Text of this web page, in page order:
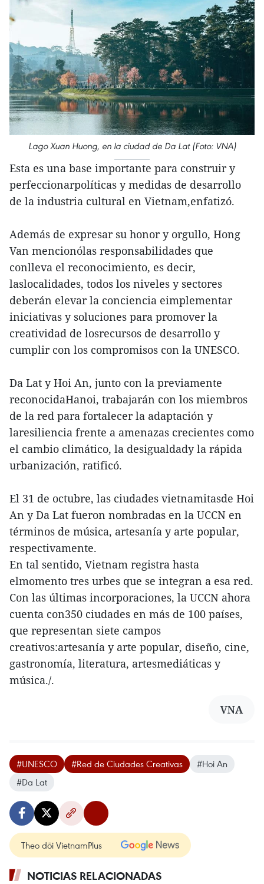
Lago Xuan Huong, en la ciudad de Da Lat (Foto: VNA)
Esta es una base importante para construir y
perfeccionarpolíticas y medidas de desarrollo
de la industria cultural en Vietnam,enfatizó.
Además de expresar su honor y orgullo, Hong
Van mencionólas responsabilidades que
conlleva el reconocimiento, es decir,
laslocalidades, todos los niveles y sectores
deberán elevar la conciencia eimplementar
iniciativas y soluciones para promover la
creatividad de losrecursos de desarrollo y
cumplir con los compromisos con la UNESCO.
Da Lat y Hoi An, junto con la previamente
reconocidaHanoi, trabajarán con los miembros
de la red para fortalecer la adaptación y
laresiliencia frente a amenazas crecientes como
el cambio climático, la desigualdady la rápida
urbanización, ratificó.
El 31 de octubre, las ciudades vietnamitasde Hoi
An y Da Lat fueron nombradas en la UCCN en
términos de música, artesanía y arte popular,
respectivamente.
En tal sentido, Vietnam registra hasta
elmomento tres urbes que se integran a esa red.
Con las últimas incorporaciones, la UCCN ahora
cuenta con350 ciudades en más de 100 países,
que representan siete campos
creativos:artesanía y arte popular, diseño, cine,
gastronomía, literatura, artesmediáticas y
música./.
VNA
#UNESCO #Red de Ciudades Creativas
#Hoi An
#Da Lat
Theo dõi VietnamPlus
NOTICIAS RELACIONADAS